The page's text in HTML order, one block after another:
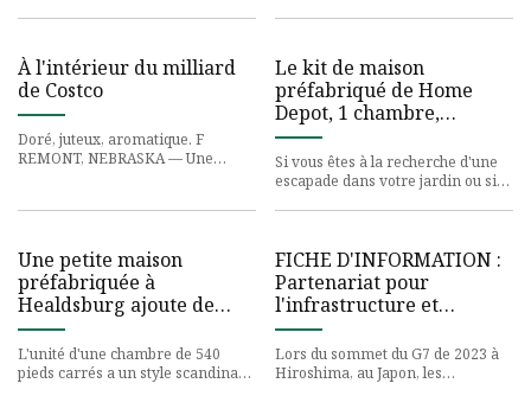
À l'intérieur du milliard
de Costco
Doré, juteux, aromatique. F
REMONT, NEBRASKA — Une
Le kit de maison
préfabriqué de Home
Depot, 1 chambre,
dernière solution de crise
du logement
Si vous êtes à la recherche d'une
escapade dans votre jardin ou si
Une petite maison
préfabriquée à
Healdsburg ajoute de
l'espace pour la famille
L'unité d'une chambre de 540
pieds carrés a un style scandinave
FICHE D'INFORMATION :
Partenariat pour
l'infrastructure et
l'investissement
mondiaux au sommet du
G7
Lors du sommet du G7 de 2023 à
Hiroshima, au Japon, les